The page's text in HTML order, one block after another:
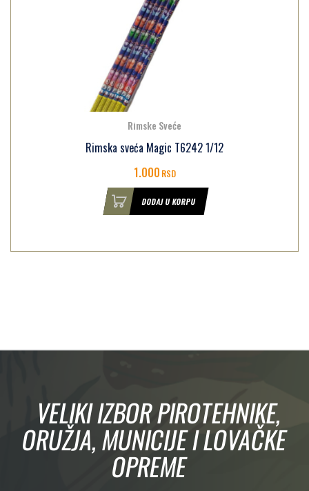
Rimske Sveće
Rimska sveća Magic T6242 1/12
1.000RSD
DODAJ U KORPU
VELIKI IZBOR PIROTEHNIKE,
ORUŽJA, MUNICIJE I LOVAČKE
OPREME